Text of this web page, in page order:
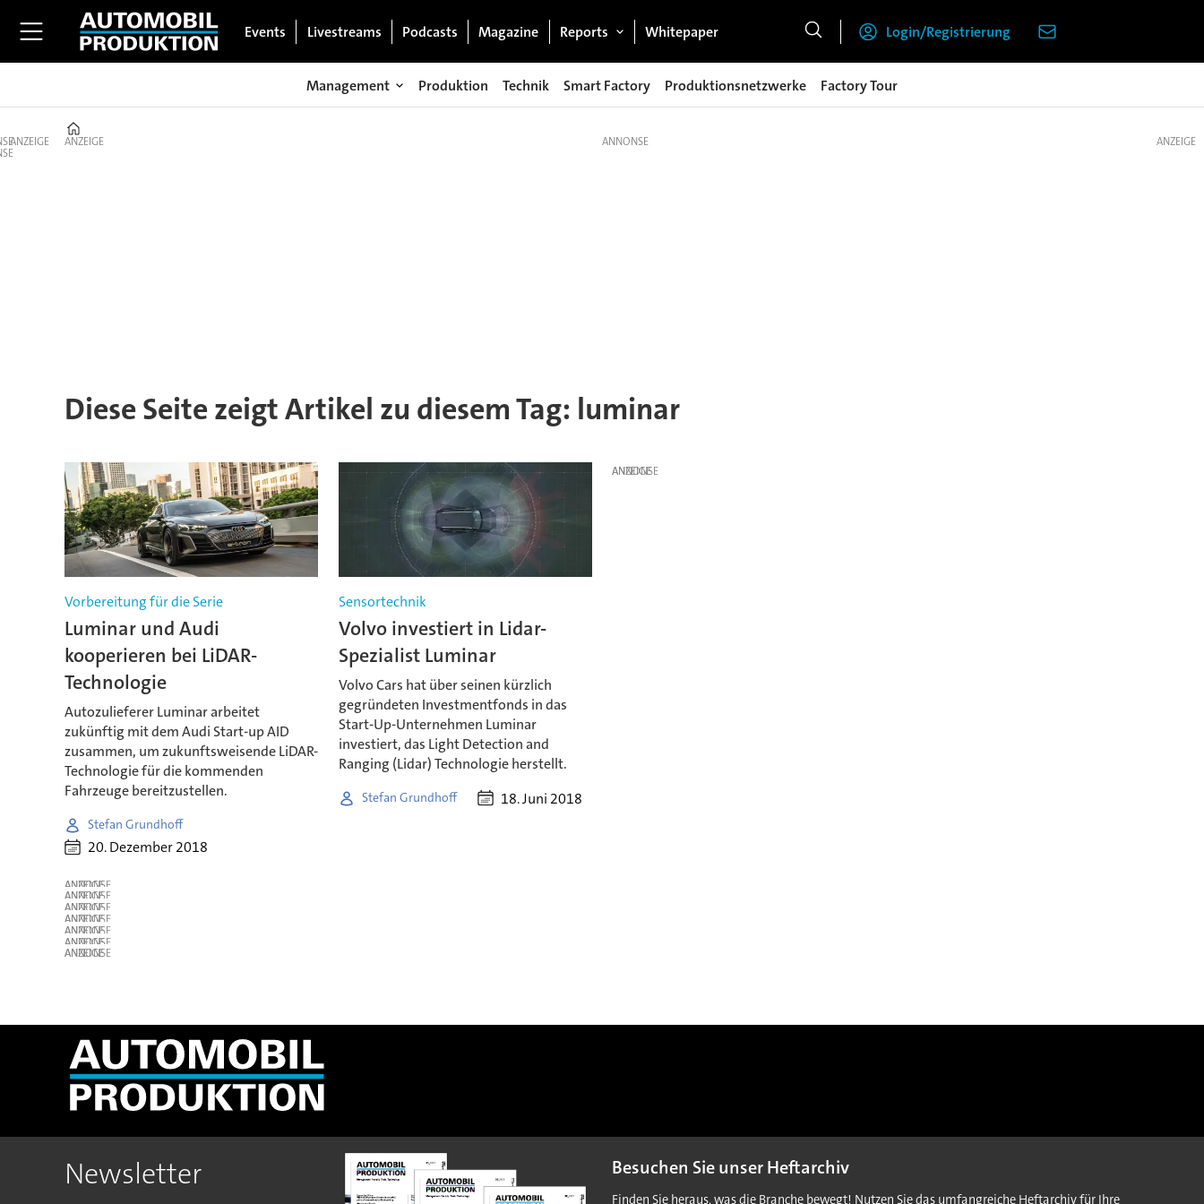
Events Livestreams Podcasts Magazine Reports Whitepaper Login/Registrierung
Management Produktion Technik Smart Factory Produktionsnetzwerke Factory Tour
ANZEIGE ANZEIGE
Diese Seite zeigt Artikel zu diesem Tag: luminar
Vorbereitung für die Serie
Luminar und Audi
kooperieren bei LiDAR-
Technologie
Autozulieferer Luminar arbeitet
zukünftig mit dem Audi Start-up AID
zusammen, um zukunftsweisende LiDAR-
Technologie für die kommenden
Fahrzeuge bereitzustellen.
Stefan Grundhoff
20. Dezember 2018
Sensortechnik
Volvo investiert in Lidar-
Spezialist Luminar
Volvo Cars hat über seinen kürzlich
gegründeten Investmentfonds in das
Start-Up-Unternehmen Luminar
investiert, das Light Detection and
Ranging (Lidar) Technologie herstellt.
Stefan Grundhoff 18. Juni 2018
ANZEIGE
ANZEIGE
ANZEIGE
ANZEIGE
ANZEIGE
ANZEIGE
ANZEIGE
ANZEIGE
ANZEIGE
Newsletter Besuchen Sie unser Heftarchiv
Finden Sie heraus, was die Branche bewegt! Nutzen Sie das umfangreiche Heftarchiv für Ihre